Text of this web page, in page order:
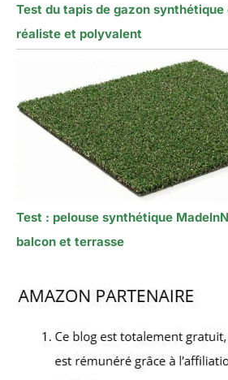
Test du tapis de gazon synthétique
réaliste et polyvalent
Test : pelouse synthétique
balcon et terrasse